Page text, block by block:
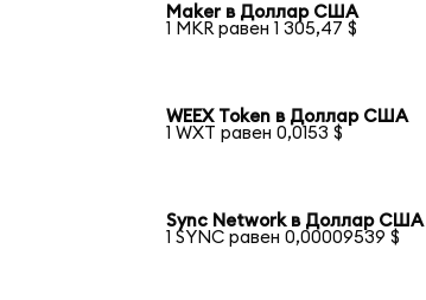
Maker в Доллар США
1 MKR равен 1 305,47 $
WEEX Token в Доллар США
1 WXT равен 0,0153 $
Sync Network в Доллар США
1 SYNC равен 0,00009539 $